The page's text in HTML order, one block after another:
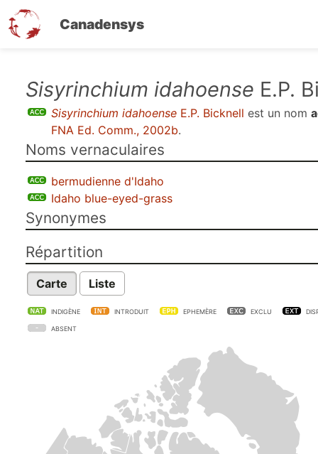
Canadensys
contenu
Sisyrinchium idahoense E.P.
Sisyrinchium idahoense E.P. Bicknell est un nom
FNA Ed. Comm., 2002b.
Noms vernaculaires
bermudienne d'Idaho
Idaho blue-eyed-grass
Synonymes
Répartition
Carte Liste
INDIGÈNE INTRODUIT EPHEMÈRE EXCLU
ABSENT